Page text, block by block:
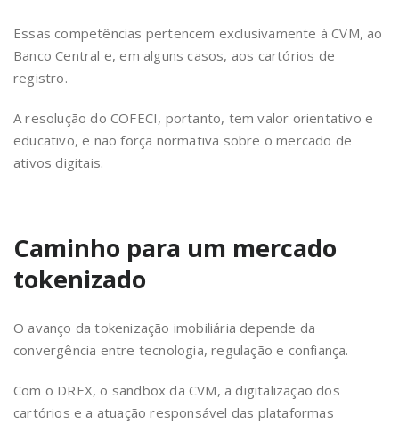
Essas competências pertencem exclusivamente à CVM, ao
Banco Central e, em alguns casos, aos cartórios de
registro.
A resolução do COFECI, portanto, tem valor orientativo e
educativo, e não força normativa sobre o mercado de
ativos digitais.
Caminho para um mercado
tokenizado
O avanço da tokenização imobiliária depende da
convergência entre tecnologia, regulação e confiança.
Com o DREX, o sandbox da CVM, a digitalização dos
cartórios e a atuação responsável das plataformas